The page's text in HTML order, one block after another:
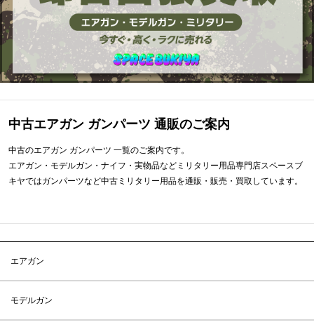
中古エアガン ガンパーツ 通販のご案内
中古のエアガン ガンパーツ 一覧のご案内です。
エアガン・モデルガン・ナイフ・実物品などミリタリー用品専門店スペースブ
キヤではガンパーツなど中古ミリタリー用品を通販・販売・買取しています。
エアガン
モデルガン